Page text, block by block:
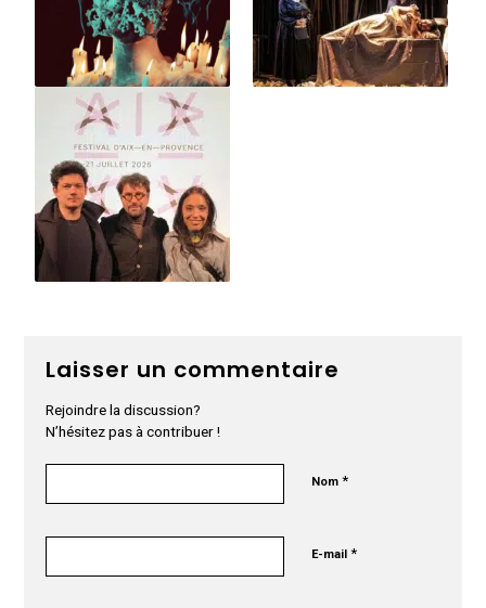
Laisser un commentaire
Rejoindre la discussion?
N’hésitez pas à contribuer !
Nom*
E-mail*